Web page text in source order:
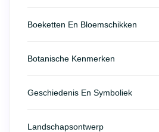
Boeketten En Bloemschikken
Botanische Kenmerken
Geschiedenis En Symboliek
Landschapsontwerp